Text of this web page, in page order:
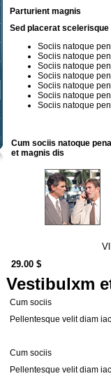
Parturient magnis
Sed placerat
Sociis natoque
Sociis natoque
Sociis natoque
Sociis natoque
Sociis natoque
Sociis natoque
Sociis natoque
Cum sociis natoque
et magnis dis
29.00 $
Vestibulxm
Cum sociis
Pellentesque velit diam
Cum sociis
Pellentesque velit diam